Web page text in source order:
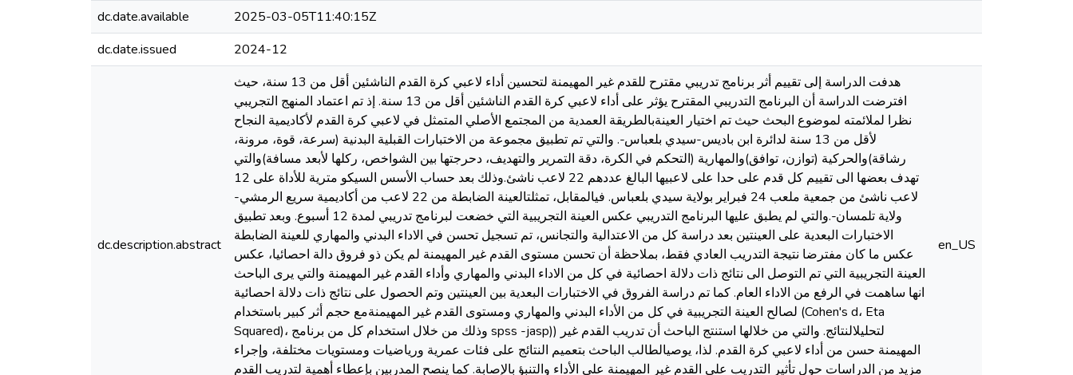
dc.date.available
2025-03-05T11:40:15Z
dc.date.issued
2024-12
dc.description.abstract
هدفت اﻟﺪراﺳﺔ إﻟﻰ تقييم أثر برنامج تدريبي مقترح للقدم غير المهيمنة لتحسين أداء لاعبي كرة القدم الناشئين أقل من 13 سنة، حيث
افترضت الدراسة أن البرنامج التدريبي المقترح يؤثر على أداء لاعبي كرة القدم الناشئين أقل من 13 سنة. إذ تم اعتماد المنهج التجريبي
نظرا لملائمته لموضوع البحث حيث تم اختيار اﻟﻌﻴﻨﺔبالطريقة العمدية من المجتمع الأصلي المتمثل في لاعبي كرة القدم لأكاديمية النجاح
لأقل من 13 سنة لدائرة ابن باديس-سيدي بلعباس-. والتي تم تطبيق مجموعة من الاختبارات القبلية البدنية (سرعة، قوة، مرونة،
رشاقة)والحركية (توازن، توافق)والمهارية (التحكم في الكرة، دقة التمرير والتهديف، دحرجتها بين الشواخص، ركلها لأبعد مسافة)والتي
تهدف بعضها الى تقييم كل قدم على حدا على لاعبيها البالغ عددهم 22 لاعب ناشئ.وذلك بعد حساب الأسس السيكو مترية للأداة على 12
لاعب ناشئ من جمعية ملعب 24 فبراير بولاية سيدي بلعباس. فيالمقابل، تمثلتالعينة الضابطة من 22 لاعب من أكاديمية سريع الرمشي-
ولاية تلمسان-.والتي لم يطبق عليها البرنامج التدريبي عكس العينة التجريبية التي خضعت لبرنامج تدريبي لمدة 12 أسبوع. وبعد تطبيق
الاختبارات البعدية على العينتين بعد دراسة كل من الاعتدالية والتجانس، تم تسجيل تحسن في الاداء البدني والمهاري للعينة الضابطة
عكس ما كان مفترضا نتيجة التدريب العادي فقط، بملاحظة أن تحسن مستوى القدم غير المهيمنة لم يكن ذو فروق دالة احصائيا، عكس
العينة التجريبية التي تم التوصل الى نتائج ذات دلالة احصائية في كل من الاداء البدني والمهاري وأداء القدم غير المهيمنة والتي يرى الباحث
انها ساهمت في الرفع من الاداء العام. كما تم دراسة الفروق في الاختبارات البعدية بين العينتين وتم الحصول على نتائج ذات دلالة احصائية
لصالح العينة التجريبية في كل من الأداء البدني والمهاري ومستوى القدم غير المهيمنةمع حجم أثر كبير باستخدام (Cohen's d، Eta
Squared)، وذلك من خلال استخدام كل من برنامج spss -jasp)) لتحليلالنتائج. والتي من خلالها استنتج الباحث أن تدريب القدم غير
المهيمنة حسن من أداء لاعبي كرة القدم. لذا، يوصيالطالب الباحث بتعميم النتائج على فئات عمرية ورياضيات ومستويات مختلفة، وإجراء
مزيد من الدراسات حول تأثير التدريب على القدم غير المهيمنة على الأداء والتنبؤ بالإصابة. كما ينصح المدربين بإعطاء أهمية لتدريب القدم
en_US